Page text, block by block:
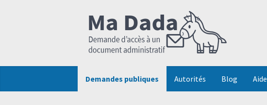
Demandes publiques Autorités Blog Aide